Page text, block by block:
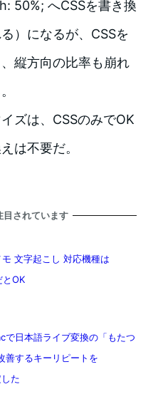
50%; へCSSを書き換
）になるが、CSSを
縦方向の比率も崩れ
ズは、CSSのみでOK
は不要だ。
目されています
文字起こし 対応機種は
OK
で日本語ライブ変換の「もたつ
善するキーリピートを
た